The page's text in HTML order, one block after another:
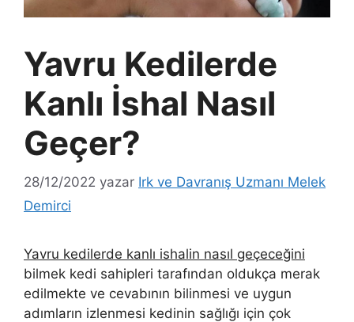
Yavru Kedilerde
Kanlı İshal Nasıl
Geçer?
28/12/2022 yazar Irk ve Davranış Uzmanı Melek
Demirci
Yavru kedilerde kanlı ishalin nasıl geçeceğini
bilmek kedi sahipleri tarafından oldukça merak
edilmekte ve cevabının bilinmesi ve uygun
adımların izlenmesi kedinin sağlığı için çok